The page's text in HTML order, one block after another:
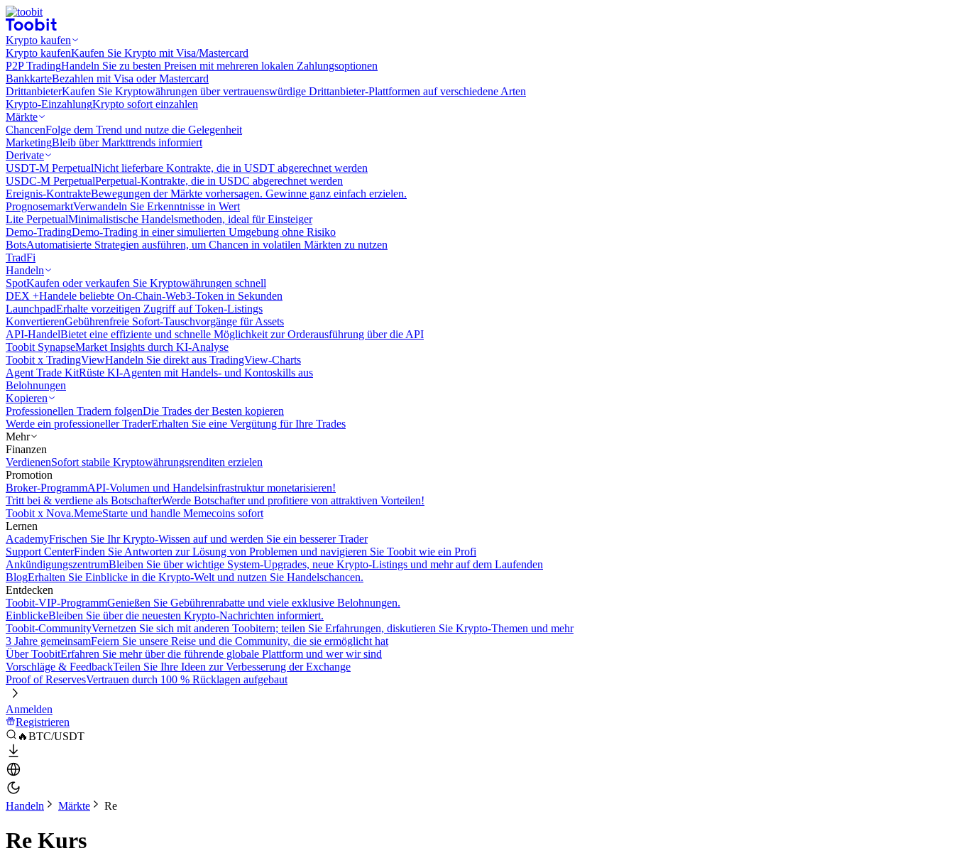
Krypto kaufen
Krypto kaufenKaufen Sie Krypto mit Visa/Mastercard
P2P TradingHandeln Sie zu besten Preisen mit mehreren lokalen Zahlungsoptionen
BankkarteBezahlen mit Visa oder Mastercard
DrittanbieterKaufen Sie Kryptowährungen über vertrauenswürdige Drittanbieter-Plattformen auf verschiedene Arten
Krypto-EinzahlungKrypto sofort einzahlen
Märkte
ChancenFolge dem Trend und nutze die Gelegenheit
MarketingBleib über Markttrends informiert
Derivate
USDT-M PerpetualNicht lieferbare Kontrakte, die in USDT abgerechnet werden
USDC-M PerpetualPerpetual-Kontrakte, die in USDC abgerechnet werden
Ereignis-KontrakteBewegungen der Märkte vorhersagen. Gewinne ganz einfach erzielen.
PrognosemarktVerwandeln Sie Erkenntnisse in Wert
Lite PerpetualMinimalistische Handelsmethoden, ideal für Einsteiger
Demo-TradingDemo-Trading in einer simulierten Umgebung ohne Risiko
BotsAutomatisierte Strategien ausführen, um Chancen in volatilen Märkten zu nutzen
TradFi
Handeln
SpotKaufen oder verkaufen Sie Kryptowährungen schnell
DEX +Handele beliebte On-Chain-Web3-Token in Sekunden
LaunchpadErhalte vorzeitigen Zugriff auf Token-Listings
KonvertierenGebührenfreie Sofort-Tauschvorgänge für Assets
API-HandelBietet eine effiziente und schnelle Möglichkeit zur Orderausführung über die API
Toobit SynapseMarket Insights durch KI-Analyse
Toobit x TradingViewHandeln Sie direkt aus TradingView-Charts
Agent Trade KitRüste KI-Agenten mit Handels- und Kontoskills aus
Belohnungen
Kopieren
Professionellen Tradern folgenDie Trades der Besten kopieren
Werde ein professioneller TraderErhalten Sie eine Vergütung für Ihre Trades
Mehr
Finanzen
VerdienenSofort stabile Kryptowährungsrenditen erzielen
Promotion
Broker-ProgrammAPI-Volumen und Handelsinfrastruktur monetarisieren!
Tritt bei & verdiene als BotschafterWerde Botschafter und profitiere von attraktiven Vorteilen!
Toobit x Nova.MemeStarte und handle Memecoins sofort
Lernen
AcademyFrischen Sie Ihr Krypto-Wissen auf und werden Sie ein besserer Trader
Support CenterFinden Sie Antworten zur Lösung von Problemen und navigieren Sie Toobit wie ein Profi
AnkündigungszentrumBleiben Sie über wichtige System-Upgrades, neue Krypto-Listings und mehr auf dem Laufenden
BlogErhalten Sie Einblicke in die Krypto-Welt und nutzen Sie Handelschancen.
Entdecken
Toobit-VIP-ProgrammGenießen Sie Gebührenrabatte und viele exklusive Belohnungen.
EinblickeBleiben Sie über die neuesten Krypto-Nachrichten informiert.
Toobit-CommunityVernetzen Sie sich mit anderen Toobitern; teilen Sie Erfahrungen, diskutieren Sie Krypto-Themen und mehr
3 Jahre gemeinsamFeiern Sie unsere Reise und die Community, die sie ermöglicht hat
Über ToobitErfahren Sie mehr über die führende globale Plattform und wer wir sind
Vorschläge & FeedbackTeilen Sie Ihre Ideen zur Verbesserung der Exchange
Proof of ReservesVertrauen durch 100 % Rücklagen aufgebaut
Anmelden
Registrieren
🔥BTC/USDT
Handeln Märkte Re
Re Kurs